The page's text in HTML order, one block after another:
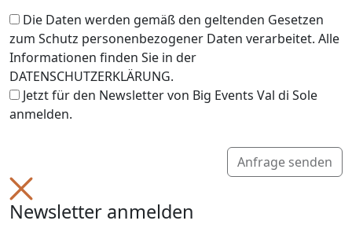
Die Daten werden gemäß den geltenden Gesetzen
zum Schutz personenbezogener Daten verarbeitet. Alle
Informationen finden Sie in der
DATENSCHUTZERKLÄRUNG.
Jetzt für den Newsletter von Big Events Val di Sole
anmelden.
Anfrage senden
Newsletter anmelden